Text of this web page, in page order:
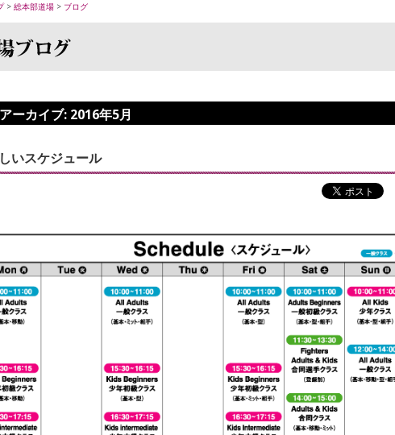
> 総本部道場 > ブログ
ーカイブ: 2016年5月
いスケジュール